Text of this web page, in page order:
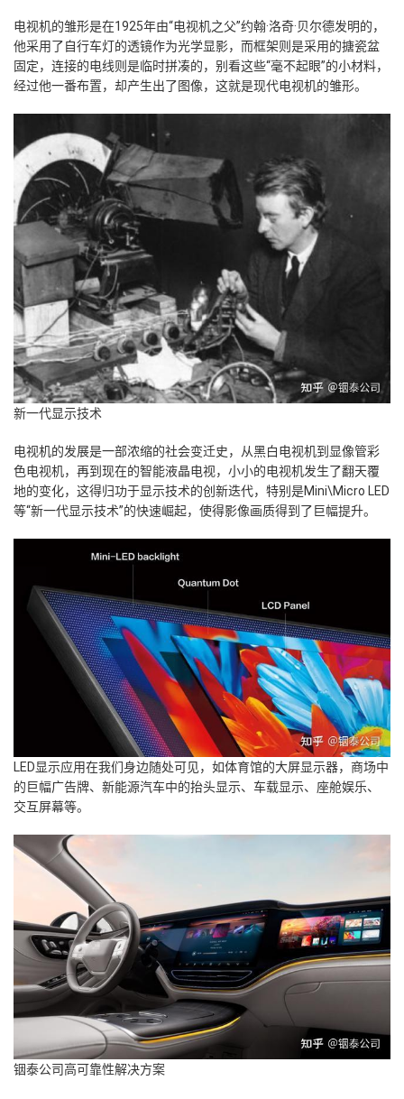
电视机的雏形是在1925年由“电视机之父”约翰·洛奇·贝尔德发明的，
他采用了自行车灯的透镜作为光学显影，而框架则是采用的搪瓷盆
固定，连接的电线则是临时拼凑的，别看这些“毫不起眼”的小材料，
经过他一番布置，却产生出了图像， 这就是现代电视机的雏形。
新一代显示技术
电视机的发展是一部浓缩的社会变迁史，从黑白电视机到显像管彩
色电视机，再到现在的智能液晶电视，小小的电视机发生了翻天覆
地的变化，这得归功于显示技术的创新迭代， 特别是Mini\Micro LED
等“新一代显示技术”的快速崛起，使得影像画质得到了巨幅提升。
LED显示应用在我们身边随处可见，如体育馆的大屏显示器，商场中
的巨幅广告牌、新能源汽车中的抬头显示、车载显示、座舱娱乐、
交互屏幕等。
铟泰公司高可靠性解决方案